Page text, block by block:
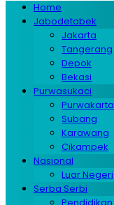
Home
Jabodetabek
Jakarta
Tangerang
Depok
Bekasi
Purwasukaci
Purwakarta
Subang
Karawang
Cikampek
Nasional
Luar Negeri
Serba Serbi